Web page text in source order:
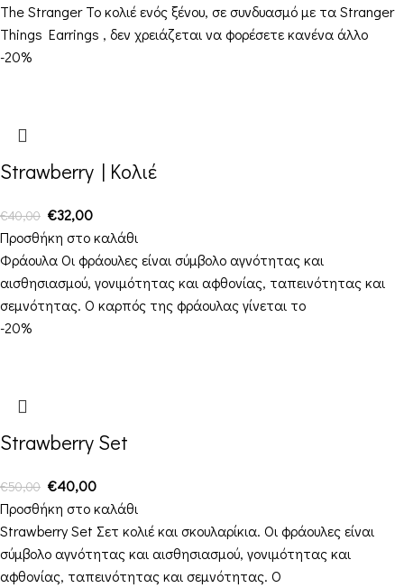
The Stranger Το κολιέ ενός ξένου, σε συνδυασμό με τα Stranger
Things Earrings , δεν χρειάζεται να φορέσετε κανένα άλλο
-20%
Strawberry | Κολιέ
€40,00 €32,00
Προσθήκη στο καλάθι
Φράουλα Οι φράουλες είναι σύμβολο αγνότητας και
αισθησιασμού, γονιμότητας και αφθονίας, ταπεινότητας και
σεμνότητας. Ο καρπός της φράουλας γίνεται το
-20%
Strawberry Set
€50,00 €40,00
Προσθήκη στο καλάθι
Strawberry Set Σετ κολιέ και σκουλαρίκια. Οι φράουλες είναι
σύμβολο αγνότητας και αισθησιασμού, γονιμότητας και
αφθονίας, ταπεινότητας και σεμνότητας. Ο